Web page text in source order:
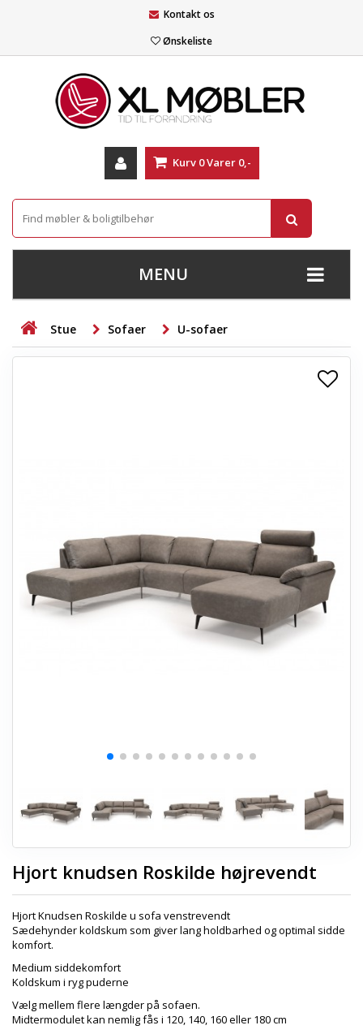
Kontakt os
Ønskeliste
Kurv 0Varer 0,-
MENU
+
STUE
+
+
ENTREMØBLER
HAVEMØBLER
Stue Sofaer U-sofaer
Hjort knudsen Roskilde højrevendt
Hjort Knudsen Roskilde u sofa venstrevendt
Sædehynder koldskum som giver lang holdbarhed og optimal sidde
komfort.
Medium siddekomfort
Koldskum i rygpuderne
Vælg mellem flere længder på sofaen.
Midtermodulet kan nemlig fås i 120, 140, 160 eller 180 cm